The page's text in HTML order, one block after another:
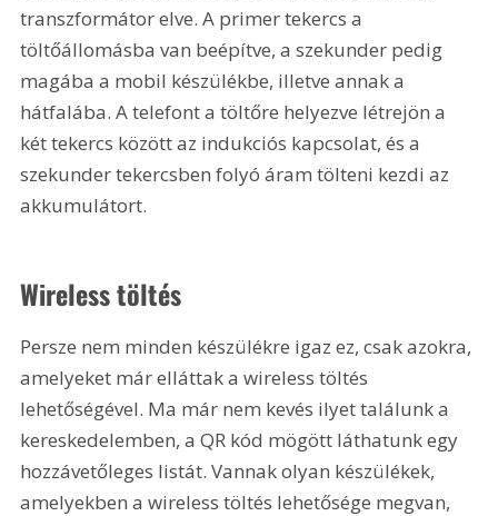
transzformátor elve. A primer tekercs a
töltőállomásba van beépítve, a szekunder pedig
magába a mobil készülékbe, illetve annak a
hátfalába. A telefont a töltőre helyezve létrejön a
két tekercs között az indukciós kapcsolat, és a
szekunder tekercsben folyó áram tölteni kezdi az
akkumulátort.
Wireless töltés
Persze nem minden készülékre igaz ez, csak azokra,
amelyeket már elláttak a wireless töltés
lehetőségével. Ma már nem kevés ilyet találunk a
kereskedelemben, a QR kód mögött láthatunk egy
hozzávetőleges listát. Vannak olyan készülékek,
amelyekben a wireless töltés lehetősége megvan,